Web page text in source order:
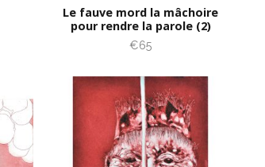
Le fauve mord la mâchoire
pour rendre la parole (2)
€65